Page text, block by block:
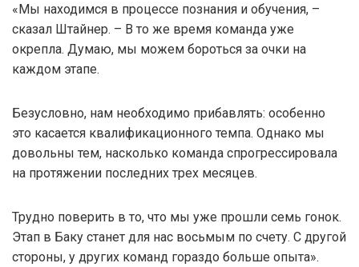
«Мы находимся в процессе познания и обучения, –
сказал Штайнер. – В то же время команда уже
окрепла. Думаю, мы можем бороться за очки на
каждом этапе.
Безусловно, нам необходимо прибавлять: особенно
это касается квалификационного темпа. Однако мы
довольны тем, насколько команда спрогрессировала
на протяжении последних трех месяцев.
Трудно поверить в то, что мы уже прошли семь гонок.
Этап в Баку станет для нас восьмым по счету. С другой
стороны, у других команд гораздо больше опыта».